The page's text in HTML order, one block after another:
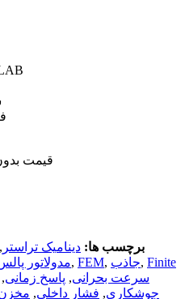
قیمت بدون
برچسب ها: ديناميک تراستر ,
مدولاتور, FEM‌, جاذب, Finite
سرعت بحرانی, پاسخ زمانی,
جوشکاری, فشار داخلی,